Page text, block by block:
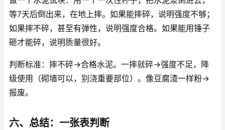
等7天后倒出来，在地上摔。如果能摔碎，说明强度不够；
如果摔不碎，甚至有弹性，说明强度合格。如果能用锤子
砸才能碎，说明质量很好。
判断标准：摔不碎→合格水泥。一摔就碎→强度不足，降
级使用（砌墙可以，别浇重要部位）。像豆腐渣一样粉→
报废。
六、总结：一张表判断